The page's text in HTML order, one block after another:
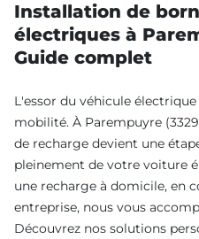
Installation de
électriques à
Guide complet
L'essor du véhicule
mobilité. À Parempuyre
de recharge devient une
pleinement de votre voiture
une recharge à domicile, en
entreprise, nous vous
Découvrez nos solutions